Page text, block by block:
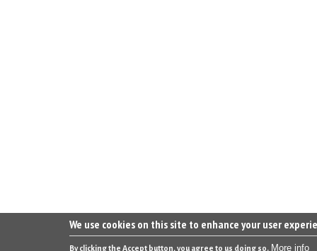
We use cookies on this site to enhance your user
By clicking the Accept button, you agree to us doing so. More info